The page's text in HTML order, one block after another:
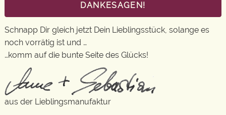
DANKESAGEN!
Schnapp Dir gleich jetzt Dein Lieblingsstück, solange es
noch vorrätig ist und …
…komm auf die bunte Seite des Glücks!
aus der Lieblingsmanufaktur